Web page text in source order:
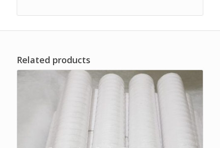
Related products